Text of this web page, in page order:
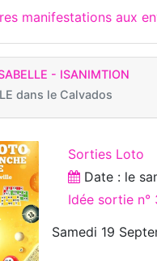
manifestations aux
- ISANIMTION
dans le Calvados
Sorties Loto
Date : le
Idée sortie n°
Samedi 19